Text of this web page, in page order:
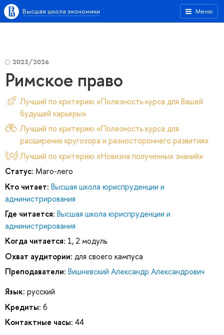
Меню
Высшая школа экономики
2025/2026
Римское право
Лучший по критерию «Полезность курса для Вашей
будущей карьеры»
Лучший по критерию «Полезность курса для
расширения кругозора и разностороннего развития»
Лучший по критерию «Новизна полученных знаний»
Статус: Маго-лего
Кто читает: Высшая школа юриспруденции и
администрирования
Где читается: Высшая школа юриспруденции и
администрирования
Когда читается: 1, 2 модуль
Охват аудитории: для своего кампуса
Преподаватели: Вишневский Александр Александрович
Язык: русский
Кредиты: 6
Контактные часы: 44